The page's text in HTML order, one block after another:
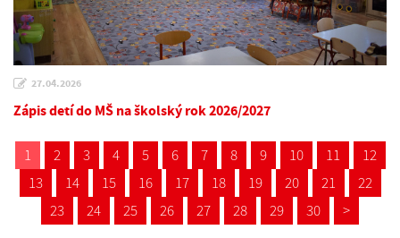
27.04.2026
Zápis detí do MŠ na školský rok 2026/2027
1 2 3 4 5 6 7 8 9 10 11
12
13
14 15 16 17 18 19 20 21
22
23
24 25 26 27 28 29 30 >